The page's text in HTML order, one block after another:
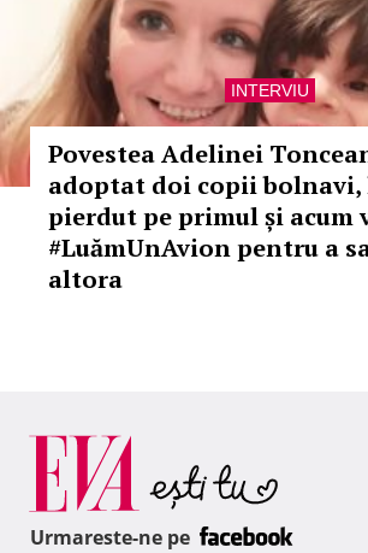
INTERVIU
Povestea Adelinei
adoptat doi copii bolnavi,
pierdut pe primul și acum
#LuămUnAvion pentru a
altora
Urmareste-ne pe